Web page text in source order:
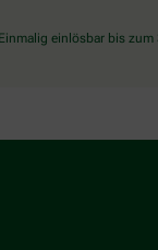
einlösbar bis